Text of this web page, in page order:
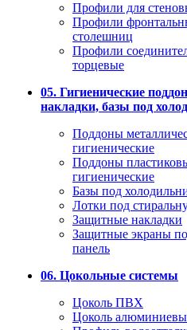
Профили для
Профили
столешниц
Профили
торцевые
05. Гигиенические
накладки, базы под
Поддоны
гигиенические
Поддоны
гигиенические
Базы под
Лотки под
Защитные накладки
Защитные экраны
панель
06. Цокольные системы
Цоколь ПВХ
Цоколь